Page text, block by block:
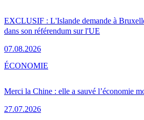
EXCLUSIF : L'Islande demande à
dans son référendum sur l'UE
07.08.2026
Merci la Chine : elle a sauvé l’économie
27.07.2026
ÉCONOMIE